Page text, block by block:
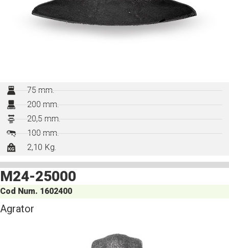
75 mm.
200 mm.
20,5 mm.
100 mm.
2,10 Kg.
M24-25000
Cod Num. 1602400
Agrator